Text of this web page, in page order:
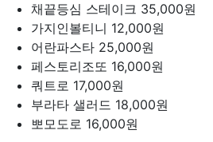
채끝등심 스테이크 35,000원
가지인볼티니 12,000원
어란파스타 25,000원
페스토리조또 16,000원
쿼트로 17,000원
부라타 샐러드 18,000원
뽀모도로 16,000원